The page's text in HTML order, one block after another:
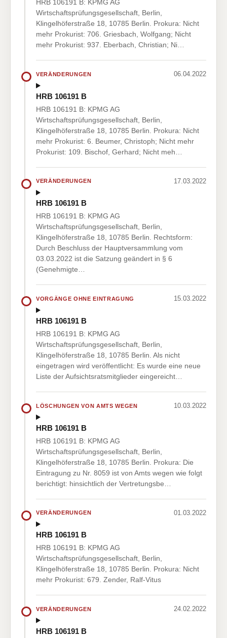
HRB 106191 B: KPMG AG
Wirtschaftsprüfungsgesellschaft, Berlin,
Klingelhöferstraße 18, 10785 Berlin. Prokura: Nicht
mehr Prokurist: 706. Griesbach, Wolfgang; Nicht
mehr Prokurist: 937. Eberbach, Christian; Ni…
VERÄNDERUNGEN 06.04.2022
HRB 106191 B
HRB 106191 B: KPMG AG
Wirtschaftsprüfungsgesellschaft, Berlin,
Klingelhöferstraße 18, 10785 Berlin. Prokura: Nicht
mehr Prokurist: 6. Beumer, Christoph; Nicht mehr
Prokurist: 109. Bischof, Gerhard; Nicht meh…
VERÄNDERUNGEN 17.03.2022
HRB 106191 B
HRB 106191 B: KPMG AG
Wirtschaftsprüfungsgesellschaft, Berlin,
Klingelhöferstraße 18, 10785 Berlin. Rechtsform:
Durch Beschluss der Hauptversammlung vom
03.03.2022 ist die Satzung geändert in § 6
(Genehmigte…
VORGÄNGE OHNE EINTRAGUNG 15.03.2022
HRB 106191 B
HRB 106191 B: KPMG AG
Wirtschaftsprüfungsgesellschaft, Berlin,
Klingelhöferstraße 18, 10785 Berlin. Als nicht
eingetragen wird veröffentlicht: Es wurde eine neue
Liste der Aufsichtsratsmitglieder eingereicht…
LÖSCHUNGEN VON AMTS WEGEN 10.03.2022
HRB 106191 B
HRB 106191 B: KPMG AG
Wirtschaftsprüfungsgesellschaft, Berlin,
Klingelhöferstraße 18, 10785 Berlin. Prokura: Die
Eintragung zu Nr. 8059 ist von Amts wegen wie folgt
berichtigt: hinsichtlich der Vertretungsbe…
VERÄNDERUNGEN 01.03.2022
HRB 106191 B
HRB 106191 B: KPMG AG
Wirtschaftsprüfungsgesellschaft, Berlin,
Klingelhöferstraße 18, 10785 Berlin. Prokura: Nicht
mehr Prokurist: 679. Zender, Ralf-Vitus
VERÄNDERUNGEN 24.02.2022
HRB 106191 B